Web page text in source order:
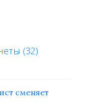
(32)
сменяет